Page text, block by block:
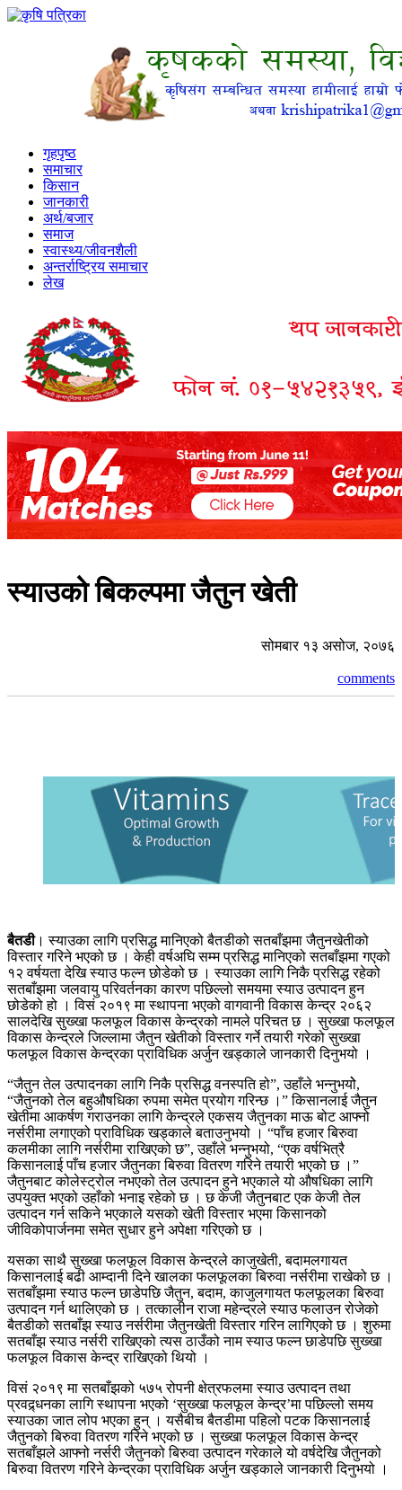
गृहपृष्ठ
समाचार
किसान
जानकारी
अर्थ/बजार
समाज
स्वास्थ्य/जीवनशैली
अन्तर्राष्ट्रिय समाचार
लेख
स्याउको बिकल्पमा जैतुन खेती
सोमबार १३ असोज, २०७६
comments
बैतडी। स्याउका लागि प्रसिद्ध मानिएको बैतडीको सतबाँझमा जैतुनखेतीको
विस्तार गरिने भएको छ । केही वर्षअघि सम्म प्रसिद्ध मानिएको सतबाँझमा गएको
१२ वर्षयता देखि स्याउ फल्न छोडेको छ । स्याउका लागि निकै प्रसिद्ध रहेको
सतबाँझमा जलवायु परिवर्तनका कारण पछिल्लो समयमा स्याउ उत्पादन हुन
छोडेको हो । विसं २०१९ मा स्थापना भएको वागवानी विकास केन्द्र २०६२
सालदेखि सुख्खा फलफूल विकास केन्द्रको नामले परिचत छ । सुख्खा फलफूल
विकास केन्द्रले जिल्लामा जैतुन खेतीको विस्तार गर्ने तयारी गरेको सुख्खा
फलफूल विकास केन्द्रका प्राविधिक अर्जुन खड्काले जानकारी दिनुभयो ।
“जैतुन तेल उत्पादनका लागि निकै प्रसिद्ध वनस्पति हो”, उहाँले भन्नुभयोे,
“जैतुनको तेल बहुऔषधिका रुपमा समेत प्रयोग गरिन्छ ।” किसानलाई जैतुन
खेतीमा आकर्षण गराउनका लागि केन्द्रले एकसय जैतुनका माऊ बोट आफ्नो
नर्सरीमा लगाएको प्राविधिक खड्काले बताउनुभयो । “पाँच हजार बिरुवा
कलमीका लागि नर्सरीमा राखिएको छ”, उहाँले भन्नुभयो, “एक वर्षभित्रै
किसानलाई पाँच हजार जैतुनका बिरुवा वितरण गरिने तयारी भएको छ ।”
जैतुनबाट कोलेस्ट्रोल नभएको तेल उत्पादन हुने भएकाले यो औषधिका लागि
उपयुक्त भएको उहाँको भनाइ रहेको छ । छ केजी जैतुनबाट एक केजी तेल
उत्पादन गर्न सकिने भएकाले यसको खेती विस्तार भएमा किसानको
जीविकोपार्जनमा समेत सुधार हुने अपेक्षा गरिएको छ ।
यसका साथै सुख्खा फलफूल विकास केन्द्रले काजुखेती, बदामलगायत
किसानलाई बढी आम्दानी दिने खालका फलफूलका बिरुवा नर्सरीमा राखेको छ ।
सतबाँझमा स्याउ फल्न छाडेपछि जैतुन, बदाम, काजुलगायत फलफूलका बिरुवा
उत्पादन गर्न थालिएको छ । तत्कालीन राजा महेन्द्रले स्याउ फलाउन रोजेको
बैतडीको सतबाँझ स्याउ नर्सरीमा जैतुनखेती विस्तार गरिन लागिएको छ । शुरुमा
सतबाँझ स्याउ नर्सरी राखिएको त्यस ठाउँको नाम स्याउ फल्न छाडेपछि सुख्खा
फलफूल विकास केन्द्र राखिएको थियो ।
विसं २०१९ मा सतबाँझको ५७५ रोपनी क्षेत्रफलमा स्याउ उत्पादन तथा
प्रवद्र्धनका लागि स्थापना भएको ‘सुख्खा फलफूल केन्द्र’मा पछिल्लो समय
स्याउका जात लोप भएका हुन् । यसैबीच बैतडीमा पहिलो पटक किसानलाई
जैतुनको बिरुवा वितरण गरिने भएको छ । सुख्खा फलफूल विकास केन्द्र
सतबाँझले आफ्नो नर्सरी जैतुनको बिरुवा उत्पादन गरेकाले यो वर्षदेखि जैतुनको
बिरुवा वितरण गरिने केन्द्रका प्राविधिक अर्जुन खड्काले जानकारी दिनुभयो ।